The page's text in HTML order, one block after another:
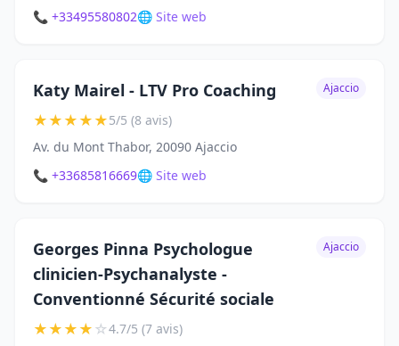
📞 +33495580802🌐 Site web
Katy Mairel - LTV Pro Coaching Ajaccio
★★★★★5/5 (8 avis)
Av. du Mont Thabor, 20090 Ajaccio
📞 +33685816669🌐 Site web
Georges Pinna Psychologue
clinicien-Psychanalyste -
Conventionné Sécurité sociale
Ajaccio
★★★★☆4.7/5 (7 avis)